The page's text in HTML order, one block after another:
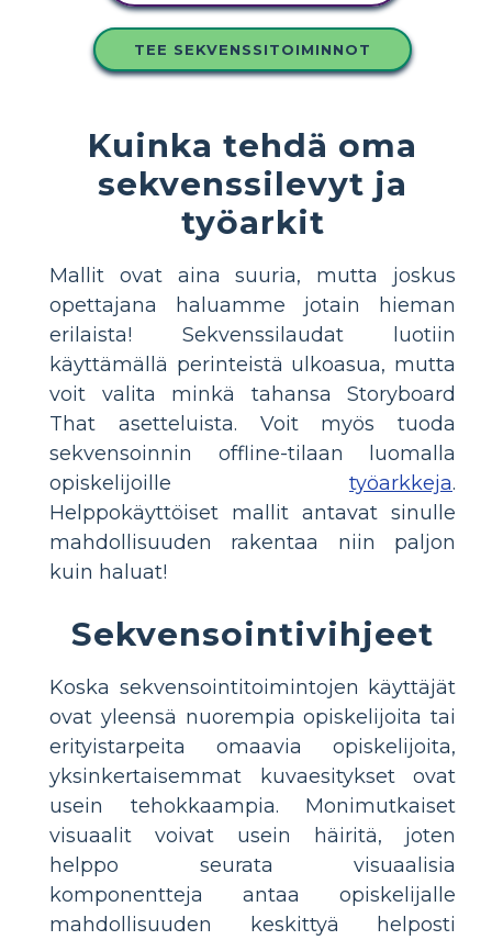
TEE SEKVENSSITOIMINNOT
Kuinka tehdä oma
sekvenssilevyt ja
työarkit
Mallit ovat aina suuria, mutta joskus
opettajana haluamme jotain hieman
erilaista! Sekvenssilaudat luotiin
käyttämällä perinteistä ulkoasua, mutta
voit valita minkä tahansa Storyboard
That asetteluista. Voit myös tuoda
sekvensoinnin offline-tilaan luomalla
opiskelijoille työarkkeja.
Helppokäyttöiset mallit antavat sinulle
mahdollisuuden rakentaa niin paljon
kuin haluat!
Sekvensointivihjeet
Koska sekvensointitoimintojen käyttäjät
ovat yleensä nuorempia opiskelijoita tai
erityistarpeita omaavia opiskelijoita,
yksinkertaisemmat kuvaesitykset ovat
usein tehokkaampia. Monimutkaiset
visuaalit voivat usein häiritä, joten
helppo seurata visuaalisia
komponentteja antaa opiskelijalle
mahdollisuuden keskittyä helposti